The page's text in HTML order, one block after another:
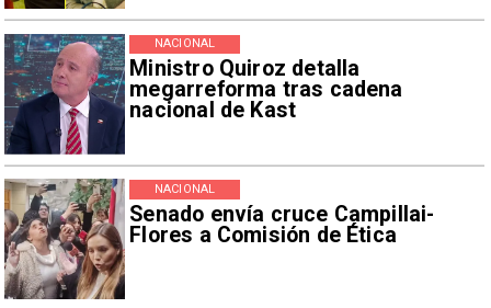
Ministro Quiroz detalla
megarreforma tras cadena
nacional de Kast
NACIONAL
Senado envía cruce Campillai-
Flores a Comisión de Ética
NACIONAL